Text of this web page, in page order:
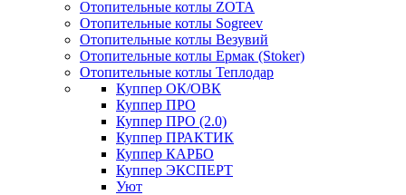
Отопительные котлы ZOTA
Отопительные котлы Sogreev
Отопительные котлы Везувий
Отопительные котлы Ермак (Stoker)
Отопительные котлы Теплодар
Куппер ОК/ОВК
Куппер ПРО
Куппер ПРО (2.0)
Куппер ПРАКТИК
Куппер КАРБО
Куппер ЭКСПЕРТ
Уют